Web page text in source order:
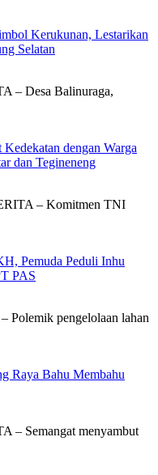
Kerukunan, Lestarikan
Selatan
– Desa Balinuraga,
dengan Warga
dan Tegineneng
– Komitmen TNI
Pemuda Peduli Inhu
PAS
pengelolaan lahan
Raya Bahu Membahu
Semangat menyambut